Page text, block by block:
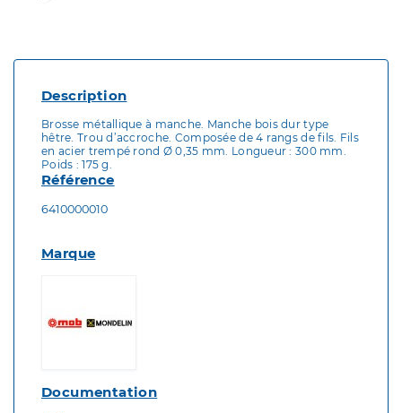
Description
Brosse métallique à manche. Manche bois dur type
hêtre. Trou d’accroche. Composée de 4 rangs de fils. Fils
en acier trempé rond Ø 0,35 mm. Longueur : 300 mm.
Poids : 175 g.
Référence
6410000010
Marque
Documentation